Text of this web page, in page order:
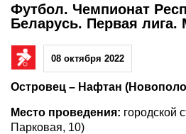
Футбол. Чемпионат
Беларусь. Первая
08 октября 2022
Островец – Нафтан
Место проведения: городской
Парковая, 10)